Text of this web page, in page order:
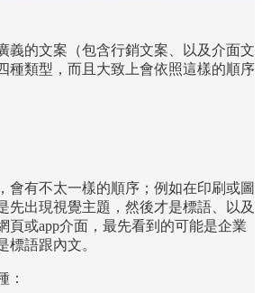
義的文案（包含行銷文案、以及介面文
種類型，而且大致上會依照這樣的順序
會有不太一樣的順序；例如在印刷或圖
先出現視覺主題，然後才是標語、以及
頁或app介面，最先看到的可能是企業
標語跟內文。
：